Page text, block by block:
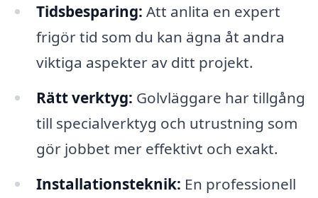
Tidsbesparing: Att anlita en expert
frigör tid som du kan ägna åt andra
viktiga aspekter av ditt projekt.
Rätt verktyg: Golvläggare har tillgång
till specialverktyg och utrustning som
gör jobbet mer effektivt och exakt.
Installationsteknik: En professionell